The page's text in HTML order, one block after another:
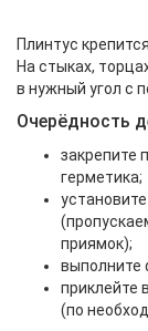
Плинтус
На стыках,
в нужный угол с
Очерёдность
закрепите
герметика;
приямок);
выполните
приклейте
(по